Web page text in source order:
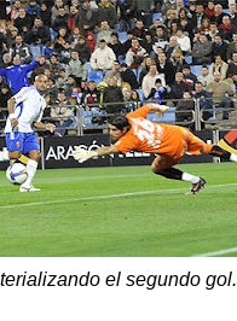
el segundo gol.